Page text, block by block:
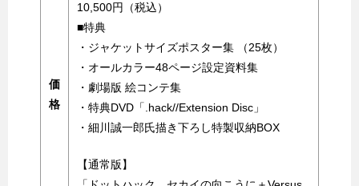
価
格
10,500円（税込）
■特典
・ジャケットサイズポスター集 （25枚）
・オールカラー48ページ設定資料集
・劇場版 絵コンテ集
・特典DVD「.hack//Extension Disc」
・細川誠一郎氏描き下ろし特製収納BOX
【通常版】